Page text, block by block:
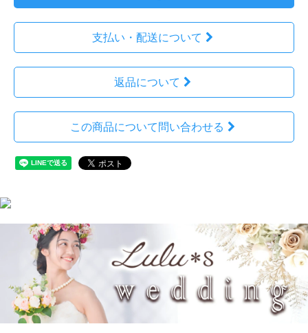
支払い・配送について
返品について
この商品について問い合わせる